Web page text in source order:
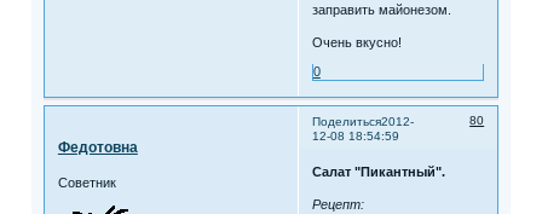
заправить майонезом.
Очень вкусно!
0
Поделиться 80
2012-
12-08 18:54:59
Федотовна
Советник
Салат "Пикантный".
Рецепт: